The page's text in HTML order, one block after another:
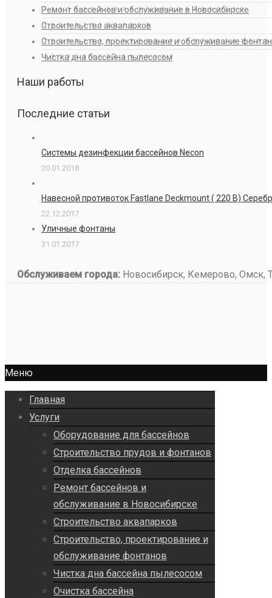
Ремонт бассейнов и обслуживание в Новосибирске
Строительство аквапарков
Строительство, проектирование и обслуживание
Чистка дна бассейна пылесосом
Наши работы
Последние статьи
Системы дезинфекции бассейнов Necon
20.01.2018
Навесной противоток Fastlane Deckmount ( 220 В)
22.12.2017
Уличные фонтаны
31.01.2017
Обслуживаем города: Новосибирск, Кемерово, Омск,
Меню
Главная
Услуги
Оборудование для бассейнов
Строительство прудов и фонтанов
Отделка бассейнов
Ремонт бассейнов и
обслуживание в Новосибирске
Строительство аквапарков
Строительство, проектирование и
обслуживание фонтанов
Чистка дна бассейна пылесосом
Очистка бассейна